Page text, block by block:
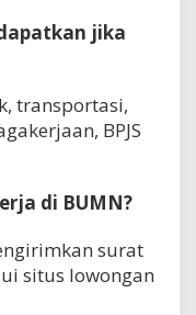
jika
transportasi,
BPJS
di BUMN?
surat
situs lowongan